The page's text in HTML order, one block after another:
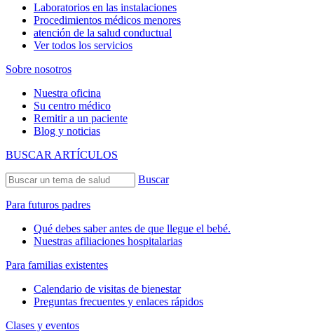
Laboratorios en las instalaciones
Procedimientos médicos menores
atención de la salud conductual
Ver todos los servicios
Sobre nosotros
Nuestra oficina
Su centro médico
Remitir a un paciente
Blog y noticias
BUSCAR ARTÍCULOS
Buscar
Para futuros padres
Qué debes saber antes de que llegue el bebé.
Nuestras afiliaciones hospitalarias
Para familias existentes
Calendario de visitas de bienestar
Preguntas frecuentes y enlaces rápidos
Clases y eventos